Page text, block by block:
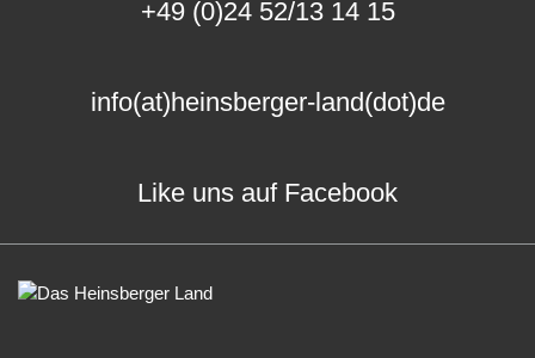
+49 (0)24 52/13 14 15
info(at)heinsberger-land(dot)de
Like uns auf Facebook